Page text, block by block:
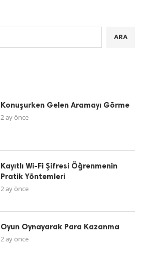
ARA
Konuşurken Gelen Aramayı Görme
2 ay önce
Kayıtlı Wi-Fi Şifresi Öğrenmenin
Pratik Yöntemleri
2 ay önce
Oyun Oynayarak Para Kazanma
2 ay önce